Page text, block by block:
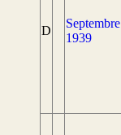
D
Septembre
1939